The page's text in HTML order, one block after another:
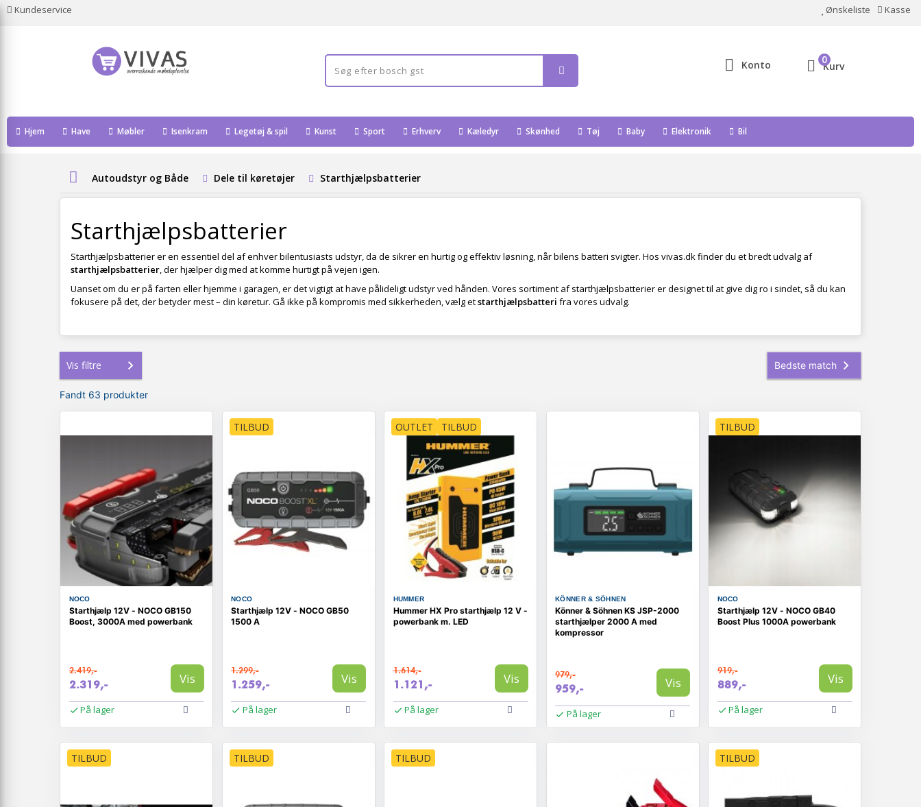
Kundeservice Ønskeliste Kasse
Konto Kurv
0
Hjem Have Møbler Isenkram Legetøj & spil Kunst Sport Erhverv Kæledyr Skønhed Tøj Baby Elektronik Bil
Autoudstyr og Både Dele til køretøjer Starthjælpsbatterier
Starthjælpsbatterier
Starthjælpsbatterier er en essentiel del af enhver bilentusiasts udstyr, da de sikrer en hurtig og effektiv løsning, når bilens batteri svigter. Hos vivas.dk finder du et bredt udvalg af
starthjælpsbatterier, der hjælper dig med at komme hurtigt på vejen igen.
Uanset om du er på farten eller hjemme i garagen, er det vigtigt at have pålideligt udstyr ved hånden. Vores sortiment af starthjælpsbatterier er designet til at give dig ro i sindet, så du kan
fokusere på det, der betyder mest – din køretur. Gå ikke på kompromis med sikkerheden, vælg etstarthjælpsbatteri fra vores udvalg.
Vis filtre
Fandt 63 produkter
NOCO
Starthjælp 12V - NOCO GB150
Boost, 3000A med powerbank
2.419,-
2.319,- Vis
På lager
TILBUD
NOCO
Starthjælp 12V - NOCO GB50
1500 A
1.299,-
1.259,- Vis
På lager
OUTLET TILBUD
HUMMER
Hummer HX Pro starthjælp 12 V -
powerbank m. LED
1.614,-
1.121,- Vis
På lager
KÖNNER & SÖHNEN
Könner & Söhnen KS JSP-2000
starthjælper 2000 A med
kompressor
979,-
959,- Vis
På lager
TILBUD
NOCO
Starthjælp 12V - NOCO GB40
Boost Plus 1000A powerbank
919,-
889,- Vis
På lager
TILBUD TILBUD TILBUD TILBUD